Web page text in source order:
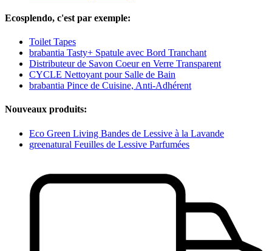
Ecosplendo, c'est par exemple:
Toilet Tapes
brabantia Tasty+ Spatule avec Bord Tranchant
Distributeur de Savon Coeur en Verre Transparent
CYCLE Nettoyant pour Salle de Bain
brabantia Pince de Cuisine, Anti-Adhérent
Nouveaux produits:
Eco Green Living Bandes de Lessive à la Lavande
greenatural Feuilles de Lessive Parfumées